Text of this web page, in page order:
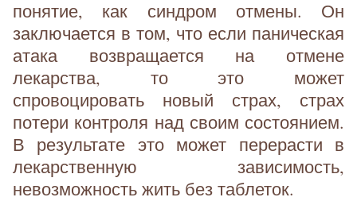
понятие, как синдром отмены. Он
заключается в том, что если паническая
атака возвращается на отмене
лекарства, то это может
спровоцировать новый страх, страх
потери контроля над своим состоянием.
В результате это может перерасти в
лекарственную зависимость,
невозможность жить без таблеток.